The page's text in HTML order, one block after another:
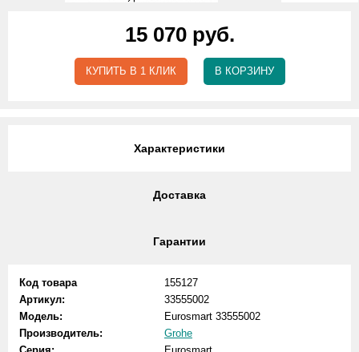
15 070 руб.
КУПИТЬ В 1 КЛИК В КОРЗИНУ
Характеристики
Доставка
Гарантии
Код товара
155127
Артикул:
33555002
Модель:
Eurosmart 33555002
Производитель:
Grohe